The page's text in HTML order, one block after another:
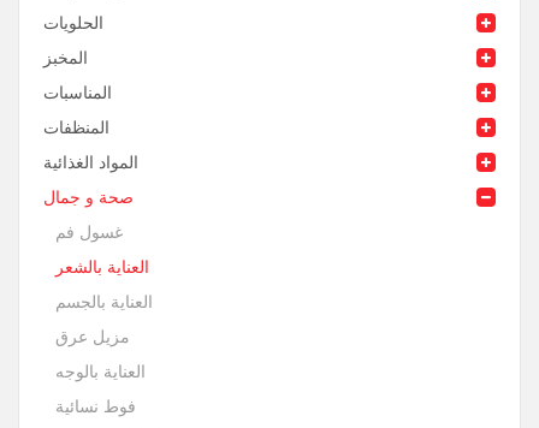
الحلويات
المخبز
المناسبات
المنظفات
المواد الغذائية
صحة و جمال
غسول فم
العناية بالشعر
العناية بالجسم
مزيل عرق
العناية بالوجه
فوط نسائية